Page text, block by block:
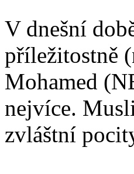
V dnešní
příležitostně
Mohamed
nejvíce.
zvláštní